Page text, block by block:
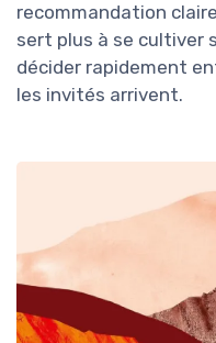
recommandation
sert plus à se cultiver
décider rapidement
les invités arrivent.